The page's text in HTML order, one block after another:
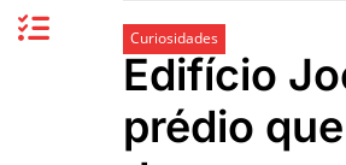
Curiosidades
Edifício
prédio